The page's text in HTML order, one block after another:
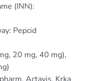
(INN):
Pepcid
20 mg, 40 mg),